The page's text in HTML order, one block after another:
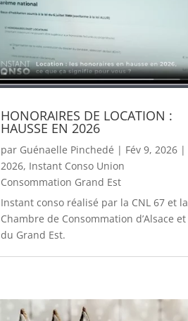
HONORAIRES DE LOCATION :
HAUSSE EN 2026
par Guénaelle Pinchedé | Fév 9, 2026|
2026, Instant Conso Union
Consommation Grand Est
Instant conso réalisé par la CNL 67 et la
Chambre de Consommation d’Alsace et
du Grand Est.